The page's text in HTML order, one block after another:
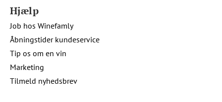
Hjælp
Job hos Winefamly
Åbningstider kundeservice
Tip os om en vin
Marketing
Tilmeld nyhedsbrev